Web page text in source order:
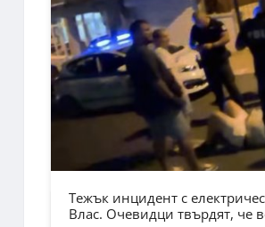
Тежък инцидент с
Влас. Очевидци твърдят, че